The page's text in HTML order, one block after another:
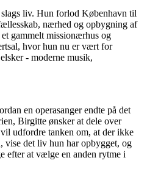
liv. Hun forlod København til
nærhed og opbygning af
gammelt missionærhus og
hvor hun nu er vært for
- moderne musik,
en operasanger endte på det
Birgitte ønsker at dele over
udfordre tanken om, at der ikke
vise det liv hun har opbygget, og
efter at vælge en anden rytme i